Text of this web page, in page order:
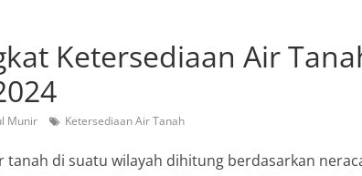
Ketersediaan Air
Munir Ketersediaan Air Tanah
tanah di suatu wilayah dihitung berdasarkan